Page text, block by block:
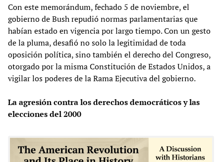
Con este memorándum, fechado 5 de noviembre, el
gobierno de Bush repudió normas parlamentarias que
habían estado en vigencia por largo tiempo. Con un gesto
de la pluma, desafió no solo la legitimidad de toda
oposición política, sino también el derecho del Congreso,
otorgado por la misma Constitución de Estados Unidos, a
vigilar los poderes de la Rama Ejecutiva del gobierno.
La agresión contra los derechos democráticos y las
elecciones del 2000